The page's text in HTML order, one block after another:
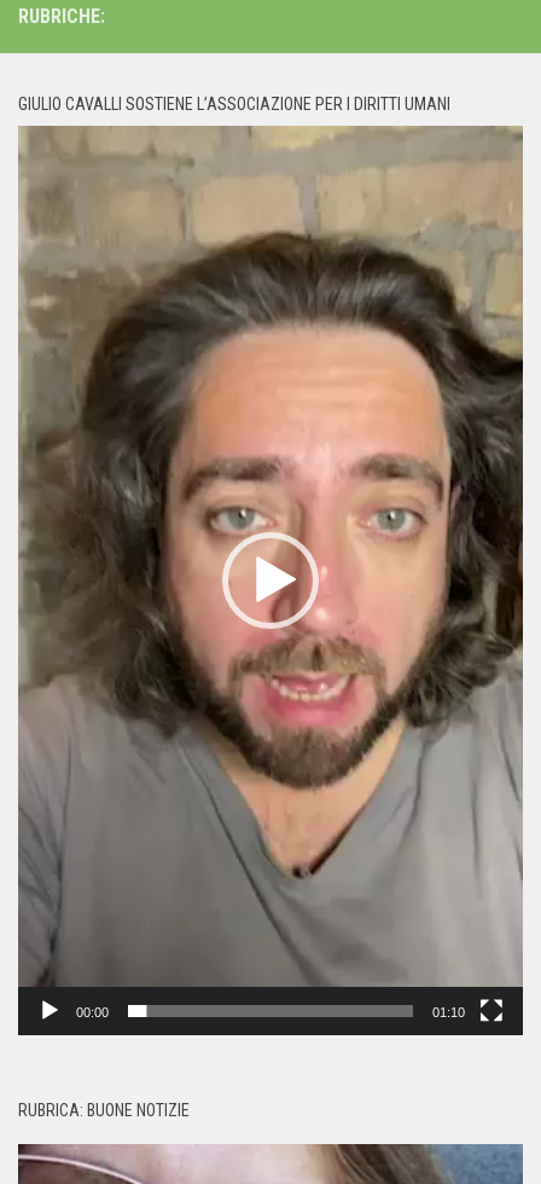
RUBRICHE:
GIULIO CAVALLI SOSTIENE L’ASSOCIAZIONE PER I DIRITTI UMANI
Player
00:00 01:10
RUBRICA: BUONE NOTIZIE